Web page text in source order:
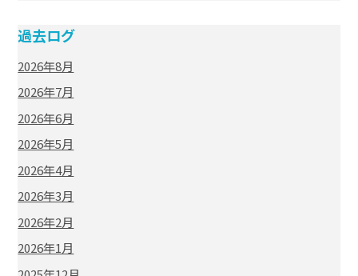
過去ログ
2026年8月
2026年7月
2026年6月
2026年5月
2026年4月
2026年3月
2026年2月
2026年1月